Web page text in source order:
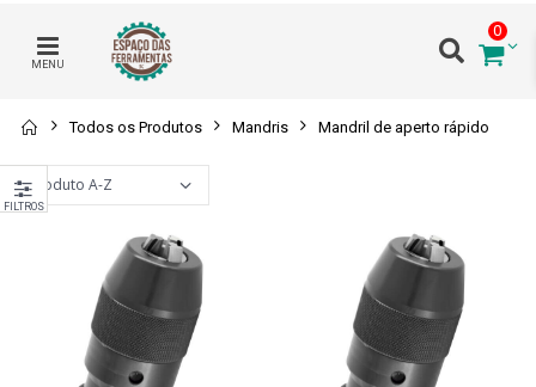
MENU
0
Todos os Produtos Mandris Mandril de aperto rápido
FILTROS